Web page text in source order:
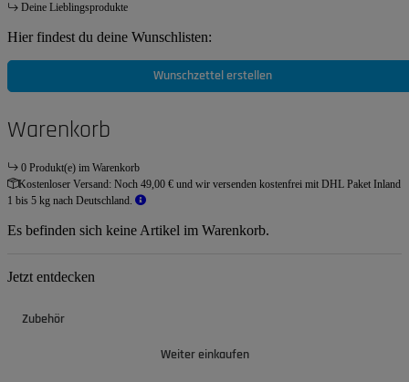
Deine Lieblingsprodukte
Hier findest du deine Wunschlisten:
Wunschzettel erstellen
Warenkorb
0 Produkt(e) im Warenkorb
Kostenloser Versand: Noch 49,00 € und wir versenden kostenfrei mit DHL Paket Inland
1 bis 5 kg nach Deutschland.
Es befinden sich keine Artikel im Warenkorb.
Jetzt entdecken
Zubehör
Weiter einkaufen